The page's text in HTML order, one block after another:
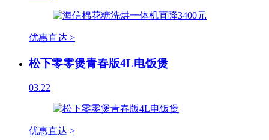
优惠直达 >
松下零零煲青春版4L电饭煲
03.22
优惠直达 >